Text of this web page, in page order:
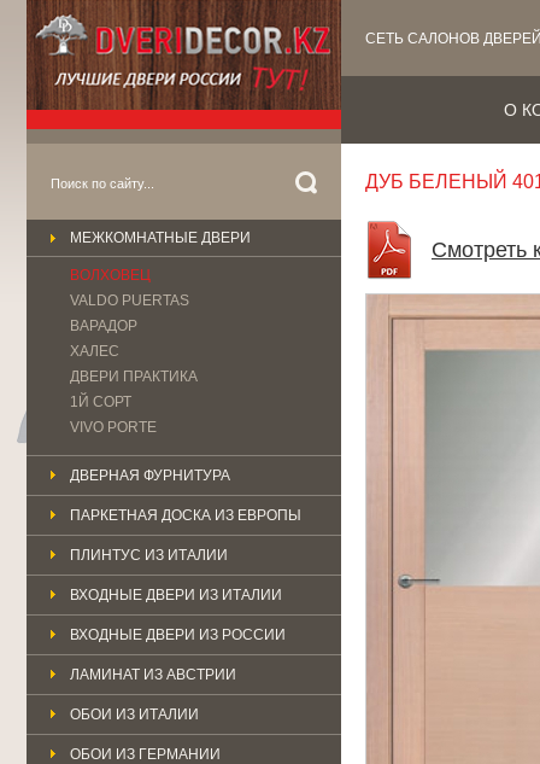
СЕТЬ САЛОНОВ
О
МЕЖКОМНАТНЫЕ ДВЕРИ
ВОЛХОВЕЦ
VALDO PUERTAS
ВАРАДОР
ХАЛЕС
ДВЕРИ ПРАКТИКА
1Й СОРТ
VIVO PORTE
ДВЕРНАЯ ФУРНИТУРА
ПАРКЕТНАЯ ДОСКА ИЗ ЕВРОПЫ
ПЛИНТУС ИЗ ИТАЛИИ
ВХОДНЫЕ ДВЕРИ ИЗ ИТАЛИИ
ВХОДНЫЕ ДВЕРИ ИЗ РОССИИ
ЛАМИНАТ ИЗ АВСТРИИ
ОБОИ ИЗ ИТАЛИИ
ОБОИ ИЗ ГЕРМАНИИ
ДУБ БЕЛЕНЫЙ
Смотреть